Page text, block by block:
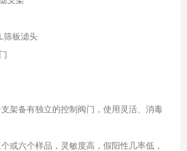
板滤头
备有独立的控制阀门，使用灵活、消毒
六个样品，灵敏度高，假阳性几率低，